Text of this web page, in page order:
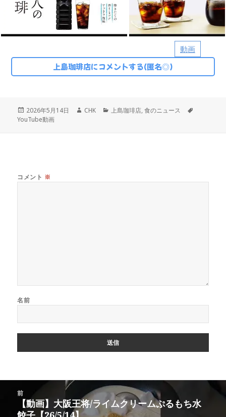
動画
上島珈琲店にコメントする(匿名◎)
投
稿
2026年5月14日
作
CHK
カ
上島珈琲店,食のニュース
YouTube動画
コメント ※
名前
前
前【動画】大阪王将/ライムクリームぷるもち水